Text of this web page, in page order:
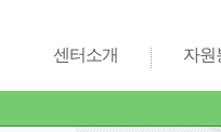
센터소개 자원